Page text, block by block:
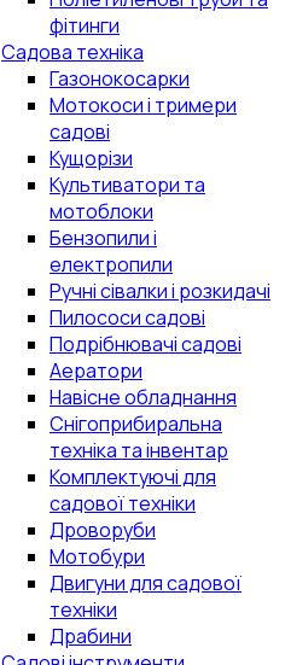
фітинги
Садова техніка
Газонокосарки
Мотокоси і тримери
садові
Кущорізи
Культиватори та
мотоблоки
Бензопили і
електропили
Ручні сівалки і розкидачі
Пилососи садові
Подрібнювачі садові
Аератори
Навісне обладнання
Снігоприбиральна
техніка та інвентар
Комплектуючі для
садової техніки
Дроворуби
Мотобури
Двигуни для садової
техніки
Драбини